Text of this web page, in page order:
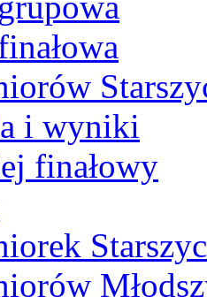
i wyniki
finałowy